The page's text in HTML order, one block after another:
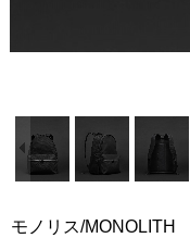
モノリス/